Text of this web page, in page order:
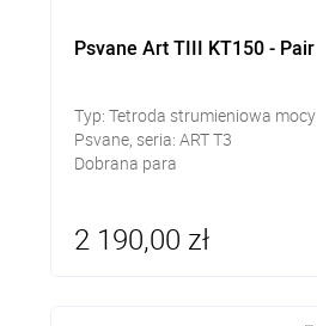
Psvane Art TIII KT150 - Pair
Typ: Tetroda strumieniowa mocy
Psvane, seria: ART T3
Dobrana para
2 190,00 zł